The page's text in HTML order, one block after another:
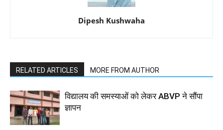
Dipesh Kushwaha
RELATED ARTICLES MORE FROM AUTHOR
विद्यालय की समस्याओं को लेकर ABVP ने सौंपा
ज्ञापन